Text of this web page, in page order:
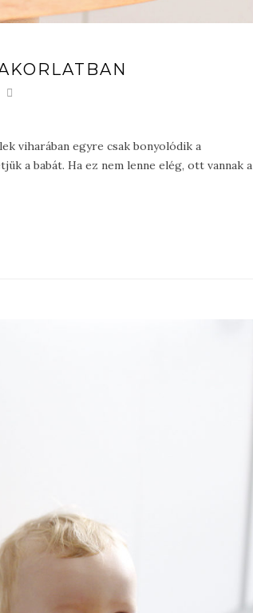
viharában egyre csak bonyolódik a
a babát. Ha ez nem lenne elég, ott vannak a